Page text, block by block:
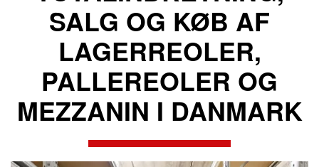
SALG OG KØB AF
LAGERREOLER,
PALLEREOLER OG
MEZZANIN I DANMARK